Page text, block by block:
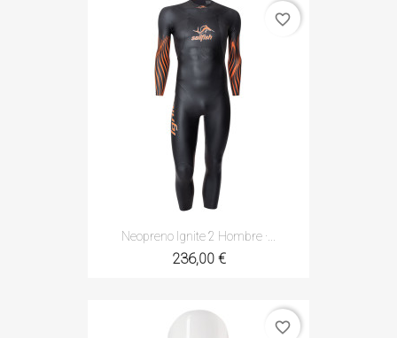
Neopreno Ignite 2 Hombre ·...
236,00 €
favorite_border
favorite_border